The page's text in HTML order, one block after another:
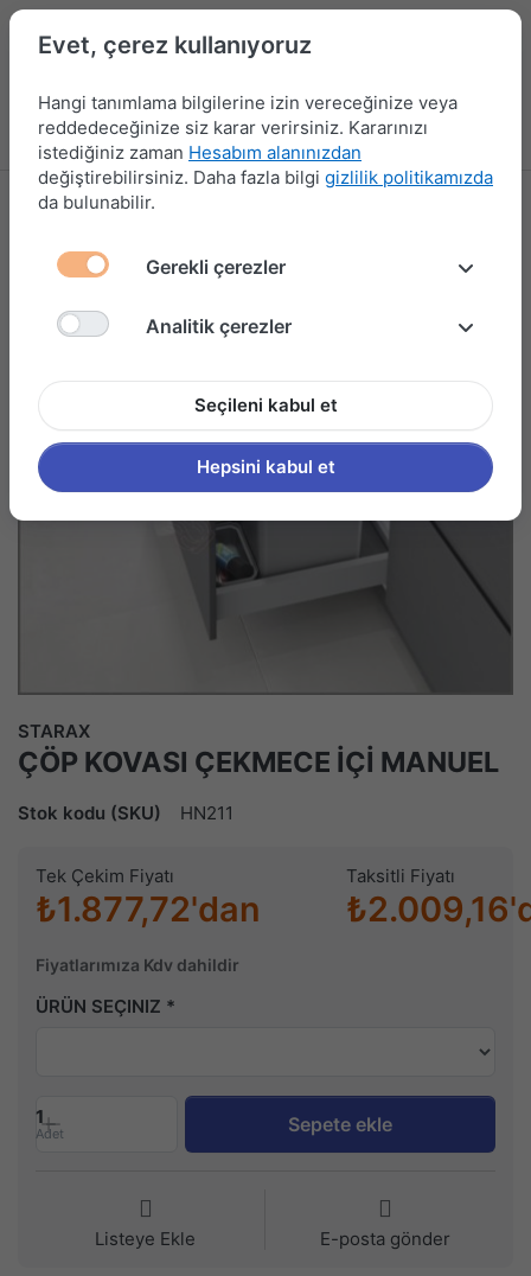
Menü Kampanyalar Yeni Ürünler Giriş yap
STARAX
ÇÖP KOVASI ÇEKMECE İÇİ MANUEL
Stok kodu (SKU) HN211
Tek Çekim Fiyatı
₺1.877,72'dan
Taksitli Fiyatı
Fiyatlarımıza Kdv dahildir
ÜRÜN SEÇINIZ
1
Adet Sepete ekle
Listeye Ekle E-posta gönder
Evet, çerez kullanıyoruz
Hangi tanımlama bilgilerine izin vereceğinize veya
reddedeceğinize siz karar verirsiniz. Kararınızı
istediğiniz zaman Hesabım alanınızdan
değiştirebilirsiniz. Daha fazla bilgi gizlilik politikamızda
da bulunabilir.
Gerekli çerezler
Analitik çerezler
Seçileni kabul et
Hepsini kabul et